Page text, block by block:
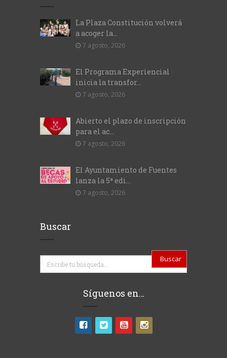
La Plaza Constitución volverá
a acoger la...
7 agosto, 2026
El Programa Experiencial
inicia la transfor...
7 agosto, 2026
Abierto el plazo de inscripción
para el ac...
7 agosto, 2026
El Ayuntamiento de Fuentes
lanza la 5ª edi...
7 agosto, 2026
Buscar
Buscar
Síguenos en…